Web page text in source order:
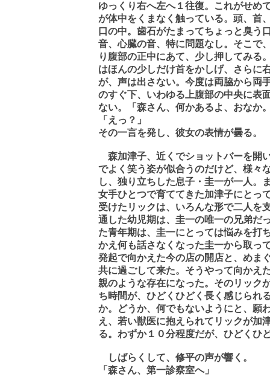
ゆっくり右へ左へ１往復。これがせめ
が体中をくまなく触っている。頭、首
口の中。歯石がたまってちょっと臭う
音、心臓の音、特に問題なし。そこで
り腹部の正中にあて、少し押してみ
はほんの少しだけ首をかしげ、さらに
が、声は出さない。今度は両脇から両
のすぐ下、いわゆる上腹部の中央に表
ない。「森さん、何かあるよ、おなか
「えっ？」
その一言を発し、彼女の表情が曇る。
森加津子、近くでショットバーを開
でよく笑う姿が似合うのだけど、様々
し、独り立ちした息子・圭一が一人。
女手ひとつで育ててきた加津子にとっ
受けたリックは、いろんな形で二人を
通した幼児期は、圭一の唯一の兄弟だ
た青年期は、圭一にとっては悩みを打
かえ何も話さなくなった圭一から取っ
発起で向かえた今の店の開店と、めま
共に過ごして来た。そうやって向かえ
親のような存在になった。そのリック
ち時間が、ひどくひどく長く感じられ
か。どうか、何でもないようにと、願
え、若い獣医に抱えられてリックが加
る。わずか１０分程度だが、ひどくひ
しばらくして、修平の声が響く。
「森さん、第一診察室へ」